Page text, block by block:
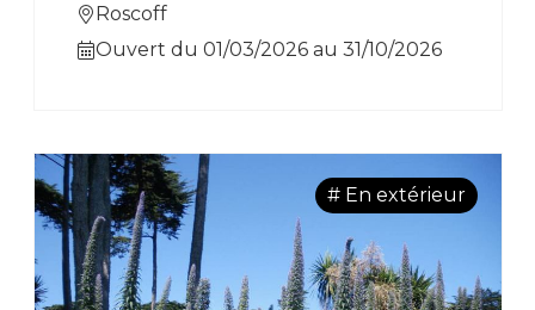
cactus, agaves et aloes. Vente de
plantes toute l'année.
Roscoff
Ouvert du 01/03/2026 au 31/10/2026
# En extérieur